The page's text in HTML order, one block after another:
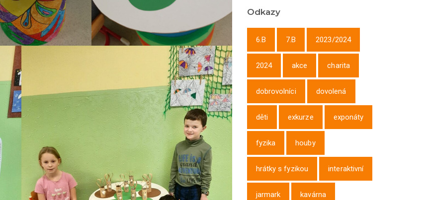
Odkazy
6.B 7.B 2023/2024
2024 akce charita
dobrovolníci dovolená
děti exkurze exponáty
fyzika houby
hrátky s fyzikou interaktivní
jarmark kavárna